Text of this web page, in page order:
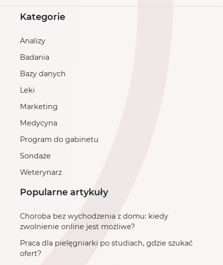
Kategorie
Analizy
Badania
Bazy danych
Leki
Marketing
Medycyna
Program do gabinetu
Sondaże
Weterynarz
Popularne artykuły
Choroba bez wychodzenia z domu: kiedy
zwolnienie online jest możliwe?
Praca dla pielęgniarki po studiach, gdzie szukać
ofert?